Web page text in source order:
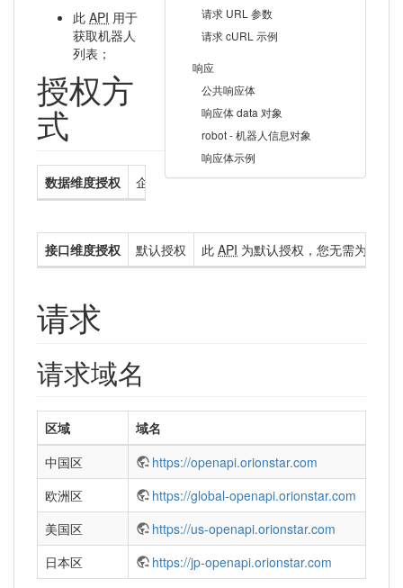
请求 URL 参数
请求 cURL 示例
响应
公共响应体
响应体 data 对象
robot - 机器人信息对象
响应体示例
此 API 用于
获取机器人
列表；
授权方
式
数据维度授权 企业级授权 此API为企业级授权，企业级授
接口维度授权 默认授权 此 API 为默认授权，您无需为您的
请求
请求域名
区域
域名
中国区
https://openapi.orionstar.com
欧洲区
https://global-openapi.orionstar.com
美国区
https://us-openapi.orionstar.com
日本区
https://jp-openapi.orionstar.com